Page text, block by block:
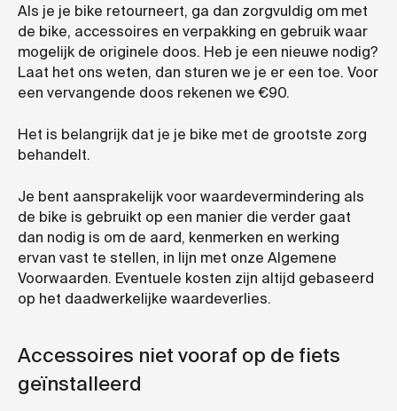
Als je je bike retourneert, ga dan zorgvuldig om met
de bike, accessoires en verpakking en gebruik waar
mogelijk de originele doos. Heb je een nieuwe nodig?
Laat het ons weten, dan sturen we je er een toe. Voor
een vervangende doos rekenen we €90.
Het is belangrijk dat je je bike met de grootste zorg
behandelt.
Je bent aansprakelijk voor waardevermindering als
de bike is gebruikt op een manier die verder gaat
dan nodig is om de aard, kenmerken en werking
ervan vast te stellen, in lijn met onze Algemene
Voorwaarden. Eventuele kosten zijn altijd gebaseerd
op het daadwerkelijke waardeverlies.
Accessoires niet vooraf op de fiets
geïnstalleerd